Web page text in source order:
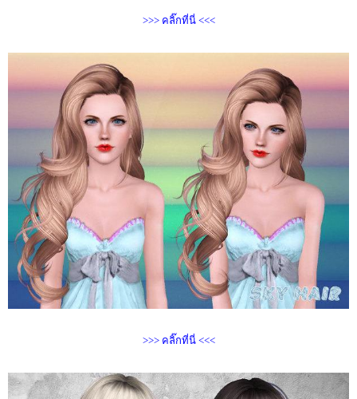
>>> คลิ๊กที่นี่ <<<
>>> คลิ๊กที่นี่ <<<